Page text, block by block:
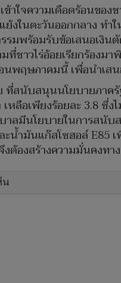
ข้าใจความเดือดร้อนข
งในตะวันออกกลาง ท
รมพร้อมรับข้อเสนอเ
ที่ชาวไร่อ้อยเรียกร้อง
นพฤษภาคมนี้ เพื่อนำเ
ที่สนับสนุนนโยบายภาค
เหลือเพียงร้อยละ 3.8 ซึ่
าลมีนโยบายในการสนั
ะน้ำมันแก๊สโซฮอล์ E85
องสร้างความมั่นคงทา
น